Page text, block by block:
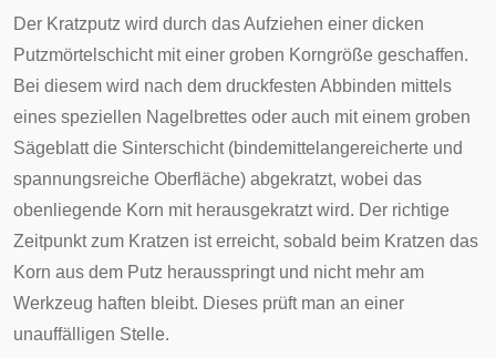
Der Kratzputz wird durch das Aufziehen einer dicken
Putzmörtelschicht mit einer groben Korngröße geschaffen.
Bei diesem wird nach dem druckfesten Abbinden mittels
eines speziellen Nagelbrettes oder auch mit einem groben
Sägeblatt die Sinterschicht (bindemittelangereicherte und
spannungsreiche Oberfläche) abgekratzt, wobei das
obenliegende Korn mit herausgekratzt wird. Der richtige
Zeitpunkt zum Kratzen ist erreicht, sobald beim Kratzen das
Korn aus dem Putz herausspringt und nicht mehr am
Werkzeug haften bleibt. Dieses prüft man an einer
unauffälligen Stelle.